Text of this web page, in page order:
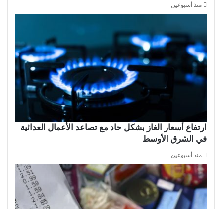
منذ أسبوعين
ارتفاع أسعار الغاز بشكل حاد مع تصاعد الأعمال العدائية
في الشرق الأوسط
منذ أسبوعين